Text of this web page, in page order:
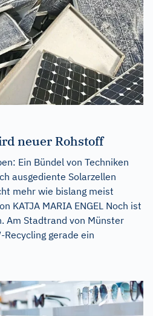
neuer Rohstoff
Ein Bündel von Techniken
ausgediente Solarzellen
mehr wie bislang meist
KATJA MARIA ENGEL Noch ist
Am Stadtrand von Münster
Recycling gerade ein